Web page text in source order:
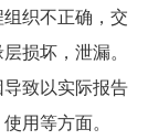
织不正确，交
损坏，泄漏。
致以实际报告
用等方面。